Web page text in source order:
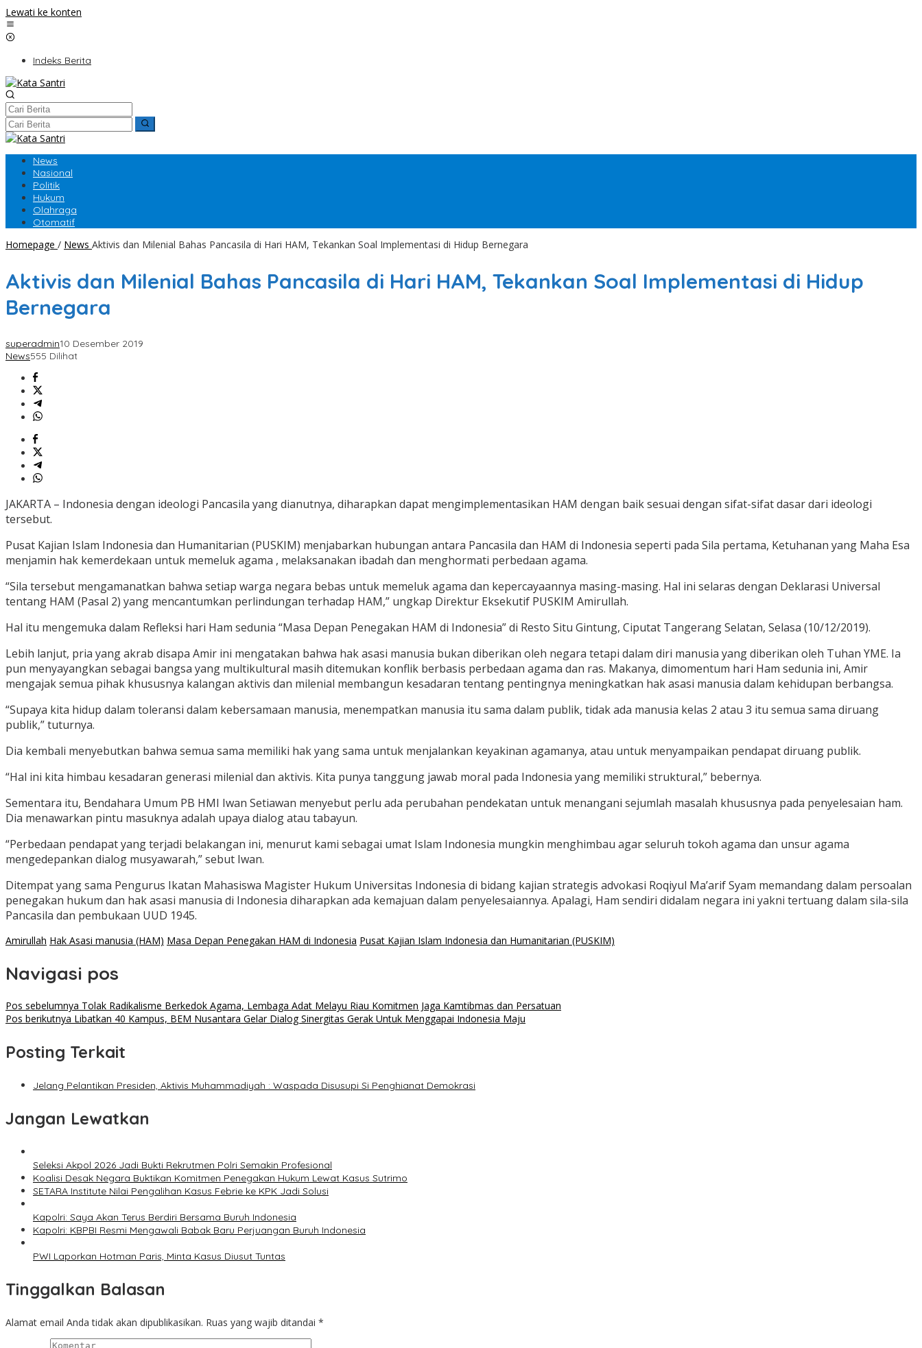
Lewati ke konten
Indeks Berita
News
Nasional
Politik
Hukum
Olahraga
Otomatif
Homepage / News Aktivis dan Milenial Bahas Pancasila di Hari HAM, Tekankan Soal Implementasi di Hidup Bernegara
Aktivis dan Milenial Bahas Pancasila di Hari HAM, Tekankan Soal Implementasi di Hidup
Bernegara
superadmin10 Desember 2019
News555 Dilihat
JAKARTA – Indonesia dengan ideologi Pancasila yang dianutnya, diharapkan dapat mengimplementasikan HAM dengan baik sesuai dengan sifat-sifat dasar dari ideologi
tersebut.
Pusat Kajian Islam Indonesia dan Humanitarian (PUSKIM) menjabarkan hubungan antara Pancasila dan HAM di Indonesia seperti pada Sila pertama, Ketuhanan yang Maha Esa
menjamin hak kemerdekaan untuk memeluk agama , melaksanakan ibadah dan menghormati perbedaan agama.
“Sila tersebut mengamanatkan bahwa setiap warga negara bebas untuk memeluk agama dan kepercayaannya masing-masing. Hal ini selaras dengan Deklarasi Universal
tentang HAM (Pasal 2) yang mencantumkan perlindungan terhadap HAM,” ungkap Direktur Eksekutif PUSKIM Amirullah.
Hal itu mengemuka dalam Refleksi hari Ham sedunia “Masa Depan Penegakan HAM di Indonesia” di Resto Situ Gintung, Ciputat Tangerang Selatan, Selasa (10/12/2019).
Lebih lanjut, pria yang akrab disapa Amir ini mengatakan bahwa hak asasi manusia bukan diberikan oleh negara tetapi dalam diri manusia yang diberikan oleh Tuhan YME. Ia
pun menyayangkan sebagai bangsa yang multikultural masih ditemukan konflik berbasis perbedaan agama dan ras. Makanya, dimomentum hari Ham sedunia ini, Amir
mengajak semua pihak khususnya kalangan aktivis dan milenial membangun kesadaran tentang pentingnya meningkatkan hak asasi manusia dalam kehidupan berbangsa.
“Supaya kita hidup dalam toleransi dalam kebersamaan manusia, menempatkan manusia itu sama dalam publik, tidak ada manusia kelas 2 atau 3 itu semua sama diruang
publik,” tuturnya.
Dia kembali menyebutkan bahwa semua sama memiliki hak yang sama untuk menjalankan keyakinan agamanya, atau untuk menyampaikan pendapat diruang publik.
“Hal ini kita himbau kesadaran generasi milenial dan aktivis. Kita punya tanggung jawab moral pada Indonesia yang memiliki struktural,” bebernya.
Sementara itu, Bendahara Umum PB HMI Iwan Setiawan menyebut perlu ada perubahan pendekatan untuk menangani sejumlah masalah khususnya pada penyelesaian ham.
Dia menawarkan pintu masuknya adalah upaya dialog atau tabayun.
“Perbedaan pendapat yang terjadi belakangan ini, menurut kami sebagai umat Islam Indonesia mungkin menghimbau agar seluruh tokoh agama dan unsur agama
mengedepankan dialog musyawarah,” sebut Iwan.
Ditempat yang sama Pengurus Ikatan Mahasiswa Magister Hukum Universitas Indonesia di bidang kajian strategis advokasi Roqiyul Ma’arif Syam memandang dalam persoalan
penegakan hukum dan hak asasi manusia di Indonesia diharapkan ada kemajuan dalam penyelesaiannya. Apalagi, Ham sendiri didalam negara ini yakni tertuang dalam sila-sila
Pancasila dan pembukaan UUD 1945.
Amirullah Hak Asasi manusia (HAM) Masa Depan Penegakan HAM di Indonesia Pusat Kajian Islam Indonesia dan Humanitarian (PUSKIM)
Navigasi pos
Pos sebelumnya Tolak Radikalisme Berkedok Agama, Lembaga Adat Melayu Riau Komitmen Jaga Kamtibmas dan Persatuan
Pos berikutnya Libatkan 40 Kampus, BEM Nusantara Gelar Dialog Sinergitas Gerak Untuk Menggapai Indonesia Maju
Posting Terkait
Jelang Pelantikan Presiden, Aktivis Muhammadiyah : Waspada Disusupi Si Penghianat Demokrasi
Jangan Lewatkan
Seleksi Akpol 2026 Jadi Bukti Rekrutmen Polri Semakin Profesional
Koalisi Desak Negara Buktikan Komitmen Penegakan Hukum Lewat Kasus Sutrimo
SETARA Institute Nilai Pengalihan Kasus Febrie ke KPK Jadi Solusi
Kapolri: Saya Akan Terus Berdiri Bersama Buruh Indonesia
Kapolri: KBPBI Resmi Mengawali Babak Baru Perjuangan Buruh Indonesia
PWI Laporkan Hotman Paris, Minta Kasus Diusut Tuntas
Tinggalkan Balasan
Alamat email Anda tidak akan dipublikasikan. Ruas yang wajib ditandai *